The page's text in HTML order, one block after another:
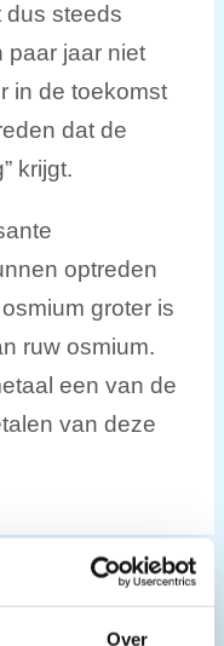
Over
dus steeds
paar jaar niet
in de toekomst
dat de
krijgt.
optreden
groter is
ruw osmium.
een van de
van deze